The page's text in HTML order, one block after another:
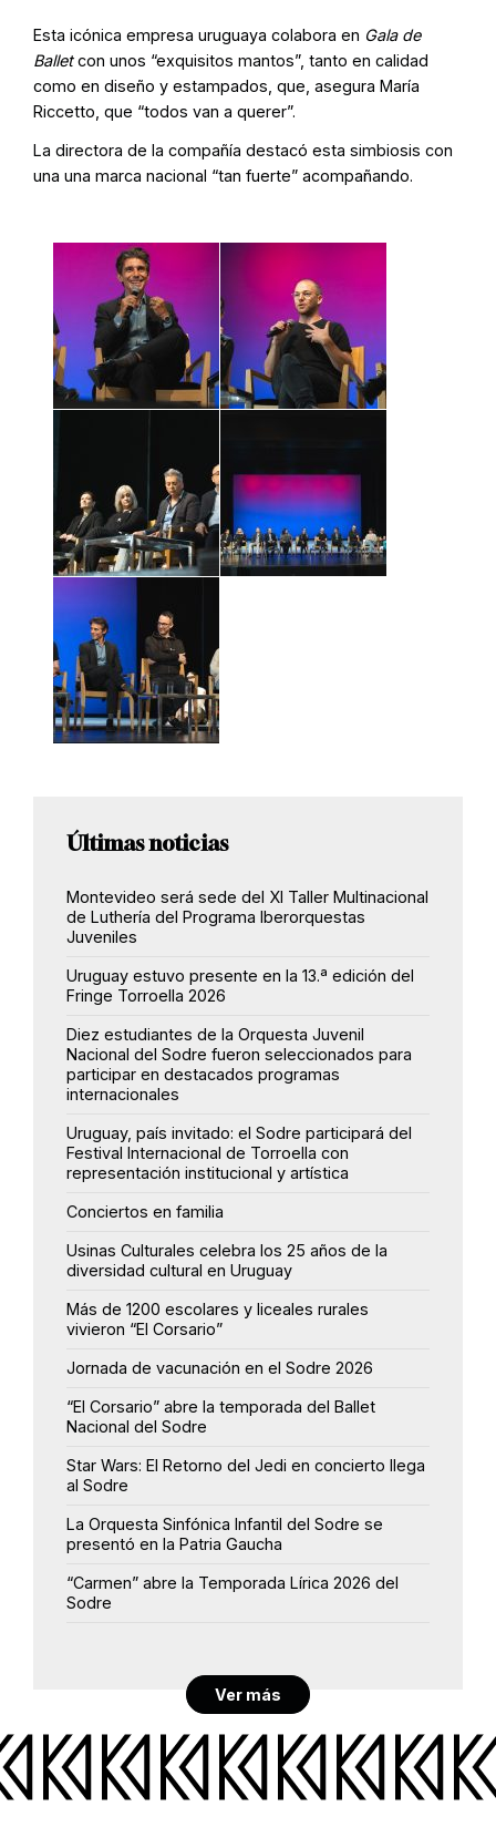
Esta icónica empresa uruguaya colabora en Gala de
Balletcon unos “exquisitos mantos”, tanto en calidad
como en diseño y estampados, que, asegura María
Riccetto, que “todos van a querer”.
La directora de la compañía destacó esta simbiosis con
una una marca nacional “tan fuerte” acompañando.
Últimas noticias
Montevideo será sede del XI Taller Multinacional
de Luthería del Programa Iberorquestas
Juveniles
Uruguay estuvo presente en la 13.ª edición del
Fringe Torroella 2026
Diez estudiantes de la Orquesta Juvenil
Nacional del Sodre fueron seleccionados para
participar en destacados programas
internacionales
Uruguay, país invitado: el Sodre participará del
Festival Internacional de Torroella con
representación institucional y artística
Conciertos en familia
Usinas Culturales celebra los 25 años de la
diversidad cultural en Uruguay
Más de 1200 escolares y liceales rurales
vivieron “El Corsario”
Jornada de vacunación en el Sodre 2026
“El Corsario” abre la temporada del Ballet
Nacional del Sodre
Star Wars: El Retorno del Jedi en concierto llega
al Sodre
La Orquesta Sinfónica Infantil del Sodre se
presentó en la Patria Gaucha
“Carmen” abre la Temporada Lírica 2026 del
Sodre
Ver más